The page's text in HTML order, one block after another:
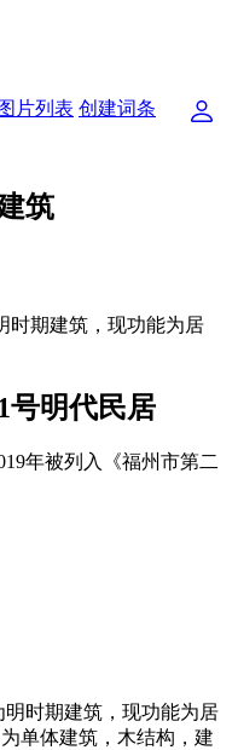
图片列表 创建词条
筑
时期建筑，现功能为居
号明代民居
年被列入《福州市第二
时期建筑，现功能为居
单体建筑，木结构，建